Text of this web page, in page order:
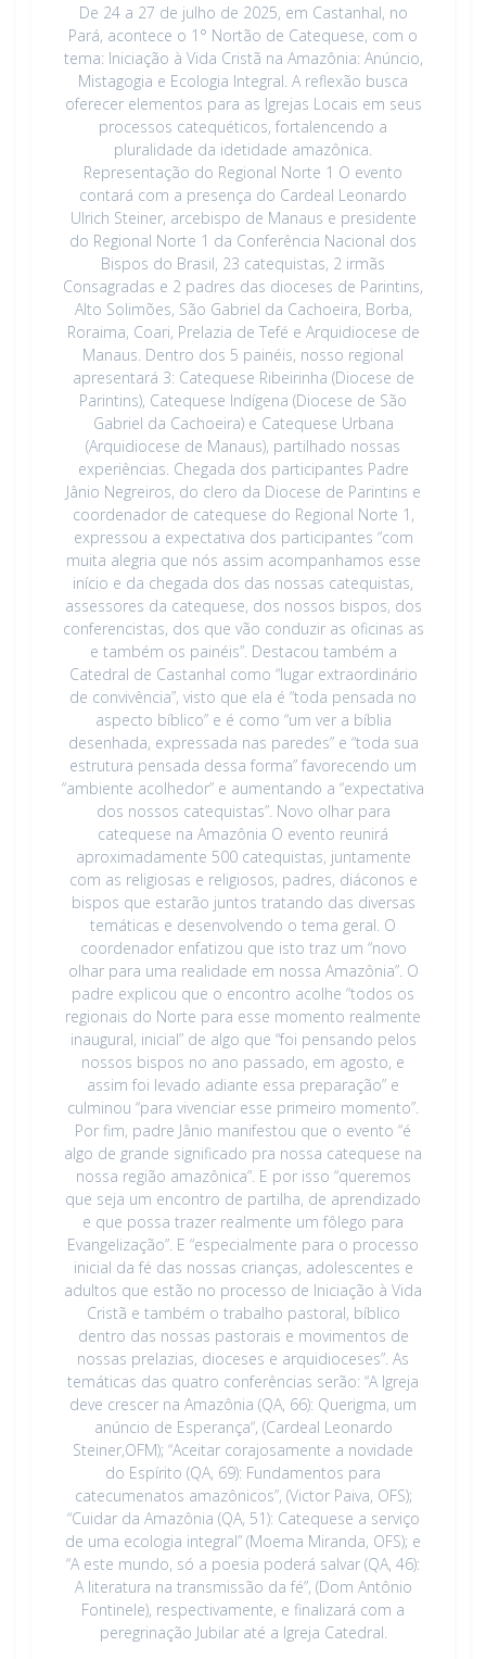
De 24 a 27 de julho de 2025, em Castanhal, no
Pará, acontece o 1° Nortão de Catequese, com o
tema: Iniciação à Vida Cristã na Amazônia: Anúncio,
Mistagogia e Ecologia Integral. A reflexão busca
oferecer elementos para as Igrejas Locais em seus
processos catequéticos, fortalencendo a
pluralidade da idetidade amazônica.
Representação do Regional Norte 1 O evento
contará com a presença do Cardeal Leonardo
Ulrich Steiner, arcebispo de Manaus e presidente
do Regional Norte 1 da Conferência Nacional dos
Bispos do Brasil, 23 catequistas, 2 irmãs
Consagradas e 2 padres das dioceses de Parintins,
Alto Solimões, São Gabriel da Cachoeira, Borba,
Roraima, Coari, Prelazia de Tefé e Arquidiocese de
Manaus. Dentro dos 5 painéis, nosso regional
apresentará 3: Catequese Ribeirinha (Diocese de
Parintins), Catequese Indígena (Diocese de São
Gabriel da Cachoeira) e Catequese Urbana
(Arquidiocese de Manaus), partilhado nossas
experiências. Chegada dos participantes Padre
Jânio Negreiros, do clero da Diocese de Parintins e
coordenador de catequese do Regional Norte 1,
expressou a expectativa dos participantes “com
muita alegria que nós assim acompanhamos esse
início e da chegada dos das nossas catequistas,
assessores da catequese, dos nossos bispos, dos
conferencistas, dos que vão conduzir as oficinas as
e também os painéis”. Destacou também a
Catedral de Castanhal como “lugar extraordinário
de convivência”, visto que ela é “toda pensada no
aspecto bíblico” e é como “um ver a bíblia
desenhada, expressada nas paredes” e “toda sua
estrutura pensada dessa forma” favorecendo um
“ambiente acolhedor” e aumentando a “expectativa
dos nossos catequistas”. Novo olhar para
catequese na Amazônia O evento reunirá
aproximadamente 500 catequistas, juntamente
com as religiosas e religiosos, padres, diáconos e
bispos que estarão juntos tratando das diversas
temáticas e desenvolvendo o tema geral. O
coordenador enfatizou que isto traz um “novo
olhar para uma realidade em nossa Amazônia”. O
padre explicou que o encontro acolhe “todos os
regionais do Norte para esse momento realmente
inaugural, inicial” de algo que “foi pensando pelos
nossos bispos no ano passado, em agosto, e
assim foi levado adiante essa preparação” e
culminou “para vivenciar esse primeiro momento”.
Por fim, padre Jânio manifestou que o evento “é
algo de grande significado pra nossa catequese na
nossa região amazônica”. E por isso “queremos
que seja um encontro de partilha, de aprendizado
e que possa trazer realmente um fôlego para
Evangelização”. E “especialmente para o processo
inicial da fé das nossas crianças, adolescentes e
adultos que estão no processo de Iniciação à Vida
Cristã e também o trabalho pastoral, bíblico
dentro das nossas pastorais e movimentos de
nossas prelazias, dioceses e arquidioceses”. As
temáticas das quatro conferências serão: “A Igreja
deve crescer na Amazônia (QA, 66): Querigma, um
anúncio de Esperança“, (Cardeal Leonardo
Steiner,OFM); “Aceitar corajosamente a novidade
do Espírito (QA, 69): Fundamentos para
catecumenatos amazônicos”, (Victor Paiva, OFS);
“Cuidar da Amazônia (QA, 51): Catequese a serviço
de uma ecologia integral” (Moema Miranda, OFS); e
“A este mundo, só a poesia poderá salvar (QA, 46):
A literatura na transmissão da fé”, (Dom Antônio
Fontinele), respectivamente, e finalizará com a
peregrinação Jubilar até a Igreja Catedral.